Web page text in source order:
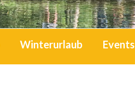
Winterurlaub Events